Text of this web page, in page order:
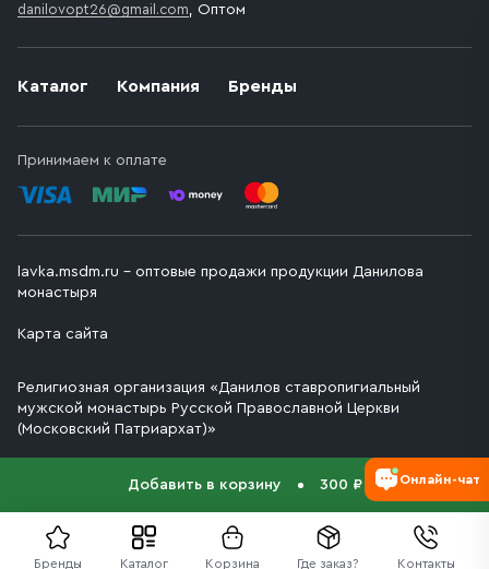
Бренды Каталог Корзина Где заказ? Контакты
Добавить в корзину 300 ₽
Каталог Компания Бренды
Принимаем к оплате
danilovopt26@gmail.com, Оптом
lavka.msdm.ru – оптовые продажи продукции Данилова
монастыря
Карта сайта
Религиозная организация «Данилов ставропигиальный
мужской монастырь Русской Православной Церкви
(Московский Патриархат)»
Онлайн-чат